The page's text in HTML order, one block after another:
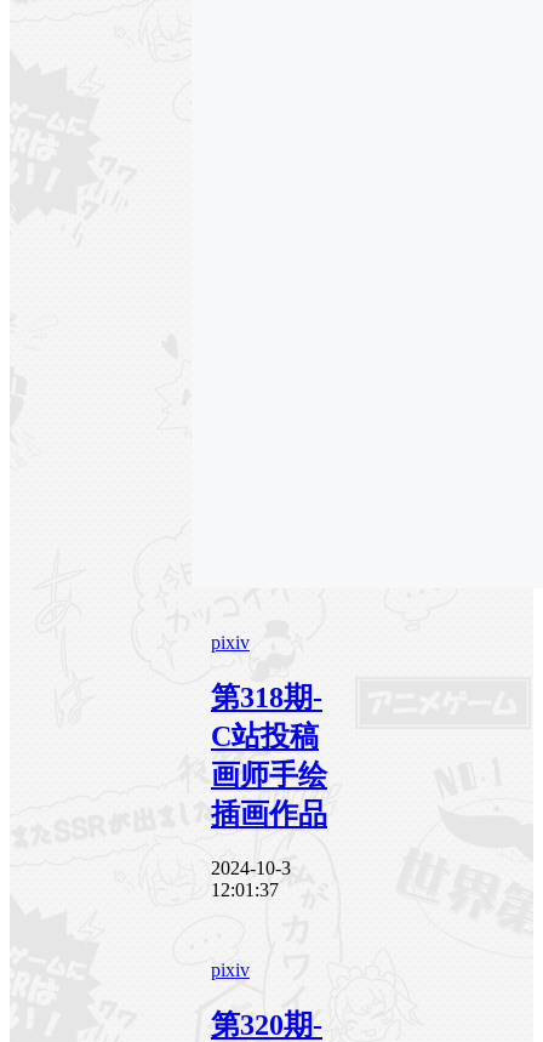
pixiv
第318期-
C站投稿
画师手绘
插画作品
2024-10-3
12:01:37
pixiv
第320期-